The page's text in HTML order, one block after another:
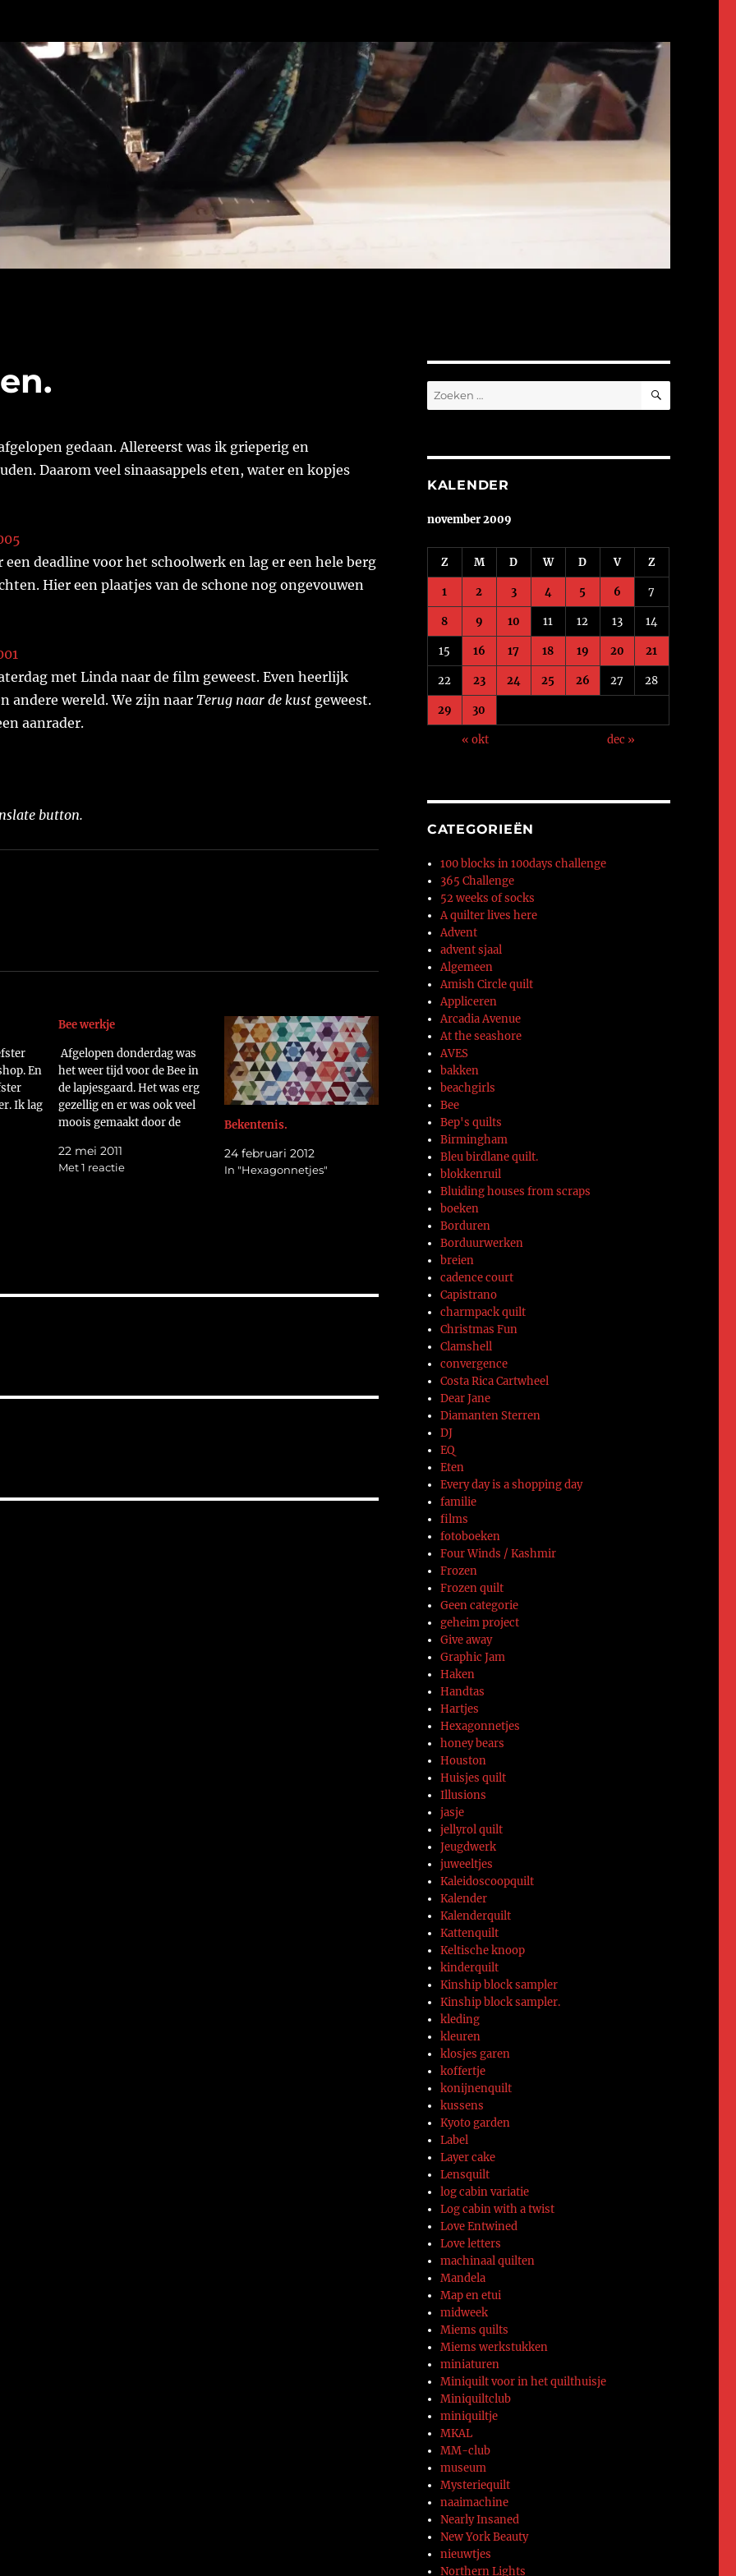
gedaan. Allereerst was ik grieperig en
Daarom veel sinaasappels eten, water en kopjes
een deadline voor het schoolwerk en lag er een hele berg
Hier een plaatjes van de schone nog ongevouwen
met Linda naar de film geweest. Even heerlijk
andere wereld. We zijn naar Terug naar de kust geweest.
aanrader.
button.
En
Ik lag
een
Bee werkje
Afgelopen donderdag was
het weer tijd voor de Bee in
de lapjesgaard. Het was erg
gezellig en er was ook veel
moois gemaakt door de
afgelopen tijd. Hier heb ik
geen foto's van gemaakt. Ik
22 mei 2011
Met 1 reactie
Bekentenis.
24 februari 2012
In "Hexagonnetjes"
Zoeken
naar:
ZOEKEN
KALENDER
november 2009
Z M D W D V Z
1 2 3 4 5 6 7
8 9 10 11 12 13 14
15 16 17 18 19 20 21
22 23 24 25 26 27 28
29 30
« okt dec »
CATEGORIEËN
100 blocks in 100days challenge
365 Challenge
52 weeks of socks
A quilter lives here
Advent
advent sjaal
Algemeen
Amish Circle quilt
Appliceren
Arcadia Avenue
At the seashore
AVES
bakken
beachgirls
Bee
Bep's quilts
Birmingham
Bleu birdlane quilt.
blokkenruil
Bluiding houses from scraps
boeken
Borduren
Borduurwerken
breien
cadence court
Capistrano
charmpack quilt
Christmas Fun
Clamshell
convergence
Costa Rica Cartwheel
Dear Jane
Diamanten Sterren
DJ
EQ
Eten
Every day is a shopping day
familie
films
fotoboeken
Four Winds / Kashmir
Frozen
Frozen quilt
Geen categorie
geheim project
Give away
Graphic Jam
Haken
Handtas
Hartjes
Hexagonnetjes
honey bears
Houston
Huisjes quilt
Illusions
jasje
jellyrol quilt
Jeugdwerk
juweeltjes
Kaleidoscoopquilt
Kalender
Kalenderquilt
Kattenquilt
Keltische knoop
kinderquilt
Kinship block sampler
Kinship block sampler.
kleding
kleuren
klosjes garen
koffertje
konijnenquilt
kussens
Kyoto garden
Label
Layer cake
Lensquilt
log cabin variatie
Log cabin with a twist
Love Entwined
Love letters
machinaal quilten
Mandela
Map en etui
midweek
Miems quilts
Miems werkstukken
miniaturen
Miniquilt voor in het quilthuisje
Miniquiltclub
miniquiltje
MKAL
MM-club
museum
Mysteriequilt
naaimachine
Nearly Insaned
New York Beauty
nieuwtjes
Northern Lights